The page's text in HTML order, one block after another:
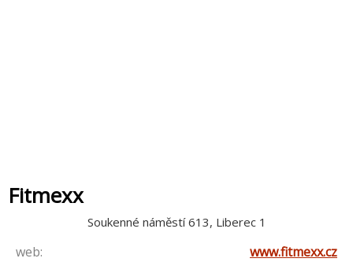
Fitmexx
Soukenné náměstí 613, Liberec 1
web:
www.fitmexx.cz